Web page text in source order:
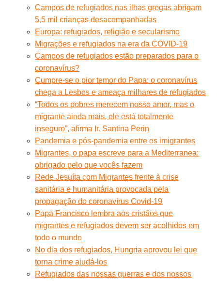
Campos de refugiados nas ilhas gregas abrigam
5,5 mil crianças desacompanhadas
Europa: refugiados, religião e secularismo
Migrações e refugiados na era da COVID-19
Campos de refugiados estão preparados para o
coronavírus?
Cumpre-se o pior temor do Papa: o coronavírus
chega a Lesbos e ameaça milhares de refugiados
“Todos os pobres merecem nosso amor, mas o
migrante ainda mais, ele está totalmente
inseguro”, afirma Ir. Santina Perin
Pandemia e pós-pandemia entre os imigrantes
Migrantes, o papa escreve para a Mediterranea:
obrigado pelo que vocês fazem
Rede Jesuíta com Migrantes frente à crise
sanitária e humanitária provocada pela
propagação do coronavírus Covid-19
Papa Francisco lembra aos cristãos que
migrantes e refugiados devem ser acolhidos em
todo o mundo
No dia dos refugiados, Hungria aprovou lei que
torna crime ajudá-los
Refugiados das nossas guerras e dos nossos